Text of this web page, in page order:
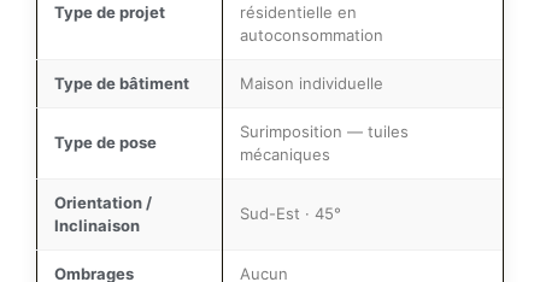
Type de projet
résidentielle en
autoconsommation
Type de bâtiment Maison individuelle
Type de pose
Surimposition — tuiles
mécaniques
Orientation /
Inclinaison
Sud-Est · 45°
Ombrages Aucun